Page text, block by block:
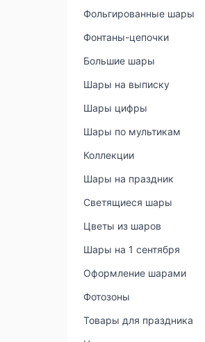
Фольгированные шары
Фонтаны-цепочки
Большие шары
Шары на выписку
Шары цифры
Шары по мультикам
Коллекции
Шары на праздник
Светящиеся шары
Цветы из шаров
Шары на 1 сентября
Оформление шарами
Фотозоны
Товары для праздника